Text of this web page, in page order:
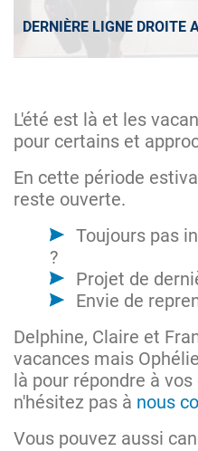
DERNIÈRE LIGNE DROITE
L'été est là et les
pour certains et
En cette période
reste ouverte.
Toujours pas
?
Projet de
Envie de
Delphine, Claire et
vacances mais
là pour répondre à
n'hésitez pas à nous
Vous pouvez aussi